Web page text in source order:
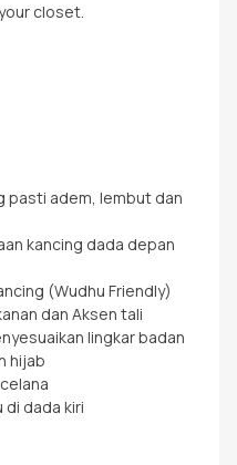
closet.
pasti adem, lembut dan
kancing dada depan
(Wudhu Friendly)
dan Aksen tali
lingkar badan
hijab
di dada kiri